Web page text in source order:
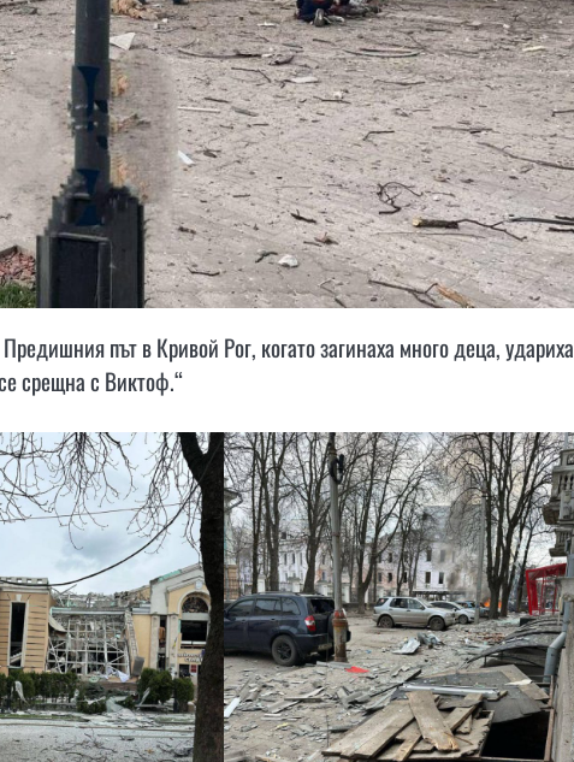
път в Кривой Рог, когато загинаха много деца, удариха
срещна с Виктоф.“